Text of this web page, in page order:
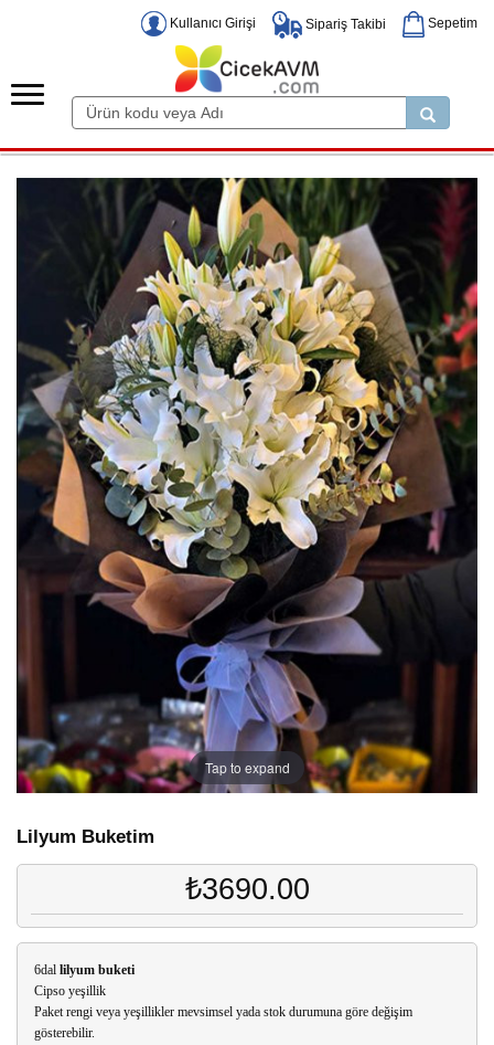
Kullanıcı Girişi Sipariş Takibi Sepetim
Tap to expand
Lilyum Buketim
₺3690.00
6dal lilyum buketi
Cipso yeşillik
Paket rengi veya yeşillikler mevsimsel yada stok durumuna göre değişim
gösterebilir.